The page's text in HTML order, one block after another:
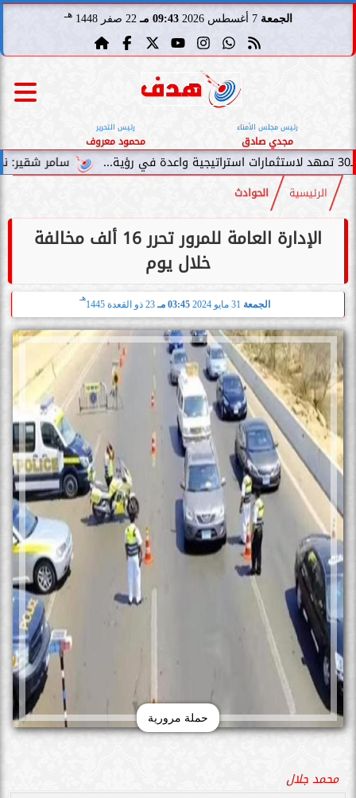
الجمعة 7 أغسطس 2026 09:43 مـ 22 صفر 1448 هـ
رئيس مجلس الأمناء
مجدي صادق
رئيس التحرير
محمود معروف
سامر شقير: نمو صناديق
الرئيسية الحوادث
الإدارة العامة للمرور تحرر 16 ألف مخالفة
خلال يوم
الجمعة 03:45 مـ 23 ذو القعدة 1445
هـ
حملة مرورية
محمد جلال